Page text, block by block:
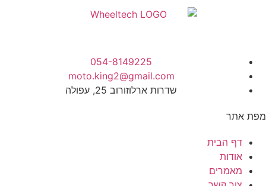
054-8149225
moto.king2@gmail.com
שדרות ארלוזורוב 25, עפולה
מפת אתר
דף הבית
אודות
מאמרים